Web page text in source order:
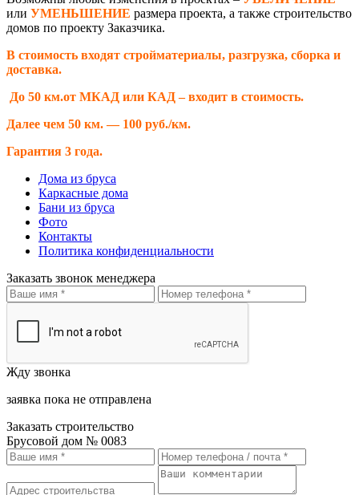
или УМЕНЬШЕНИЕ размера проекта, а также строительство
домов по проекту Заказчика.
В стоимость входят стройматериалы, разгрузка, сборка и
доставка.
До 50 км.от МКАД или КАД – входит в стоимость.
Далее чем 50 км. — 100 руб./км.
Гарантия 3 года.
Дома из бруса
Каркасные дома
Бани из бруса
Фото
Контакты
Политика конфиденциальности
Заказать звонок менеджера
Жду звонка
заявка пока не отправлена
Заказать строительство
Брусовой дом № 0083